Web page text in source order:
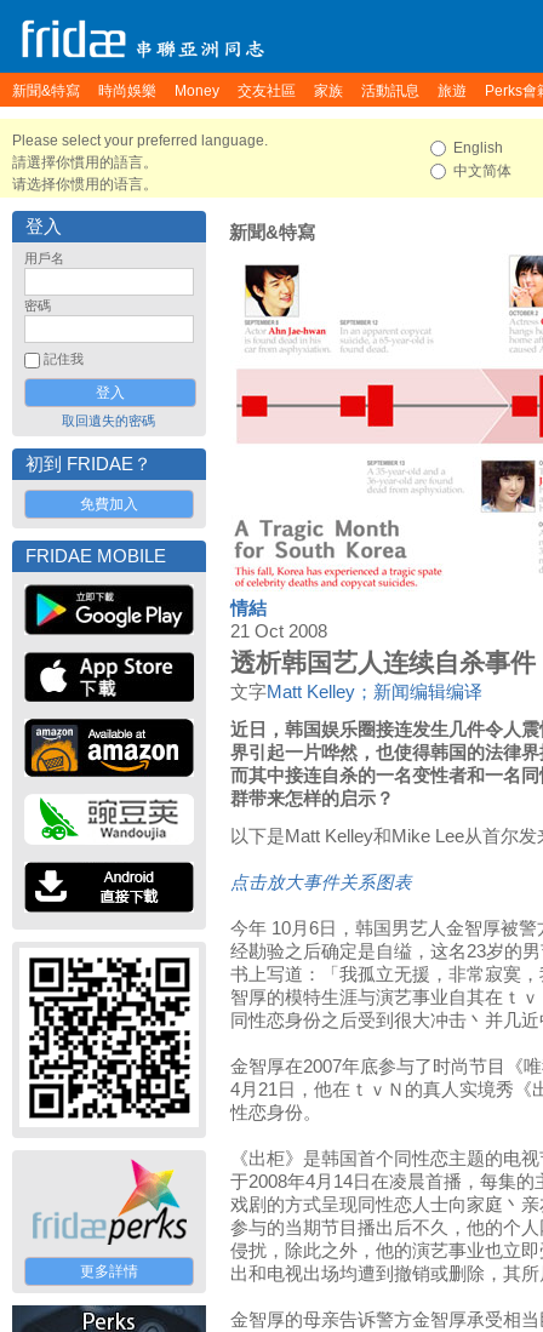
新聞&特寫 時尚娛樂 Money 交友社區 家族 活動訊息 旅遊 Perks會
Please select your preferred language.
請選擇你慣用的語言。
请选择你惯用的语言。
English
中文简体
登入
用戶名
密碼
記住我
取回遺失的密碼
初到 FRIDAE？
免費加入
FRIDAE MOBILE
更多詳情
新聞&特寫
情結
21 Oct 2008
透析韩国艺人连续自杀事件
文字Matt Kelley；新闻编辑编译
近日，韩国娱乐圈接连发生几件令人
界引起一片哗然，也使得韩国的法律
而其中接连自杀的一名变性者和一名
群带来怎样的启示？
以下是Matt Kelley和Mike Lee从首尔
点击放大事件关系图表
今年 10月6日，韩国男艺人金智厚被
经勘验之后确定是自缢，这名23岁的
书上写道：「我孤立无援，非常寂寞
智厚的模特生涯与演艺事业自其在ｔ
同性恋身份之后受到很大冲击丶并几
金智厚在2007年底参与了时尚节目《
4月21日，他在ｔｖＮ的真人实境秀《
性恋身份。
《出柜》是韩国首个同性恋主题的电
于2008年4月14日在凌晨首播，每集
戏剧的方式呈现同性恋人士向家庭丶
参与的当期节目播出后不久，他的个
侵扰，除此之外，他的演艺事业也立
出和电视出场均遭到撤销或删除，其
金智厚的母亲告诉警方金智厚承受相